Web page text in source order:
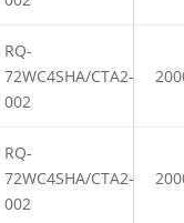
RQ-
72WC4SHA/CTA2-
002
RQ-
72WC4SHA/CTA2-
002